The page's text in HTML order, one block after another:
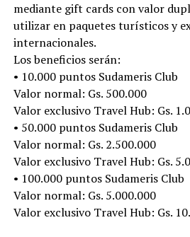
mediante gift cards con valor
utilizar en paquetes turísticos y
internacionales.
Los beneficios serán:
• 10.000 puntos Sudameris Club
Valor normal: Gs. 500.000
Valor exclusivo Travel Hub: Gs.
• 50.000 puntos Sudameris Club
Valor normal: Gs. 2.500.000
Valor exclusivo Travel Hub: Gs.
• 100.000 puntos Sudameris Club
Valor normal: Gs. 5.000.000
Valor exclusivo Travel Hub: Gs.